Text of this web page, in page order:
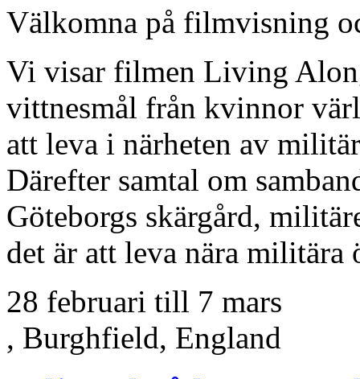
Välkomna på filmvisning
Vi visar filmen Living
vittnesmål från kvinnor
att leva i närheten av
Därefter samtal om
Göteborgs skärgård,
det är att leva nära militära
28 februari till 7 mars
, Burghfield, England